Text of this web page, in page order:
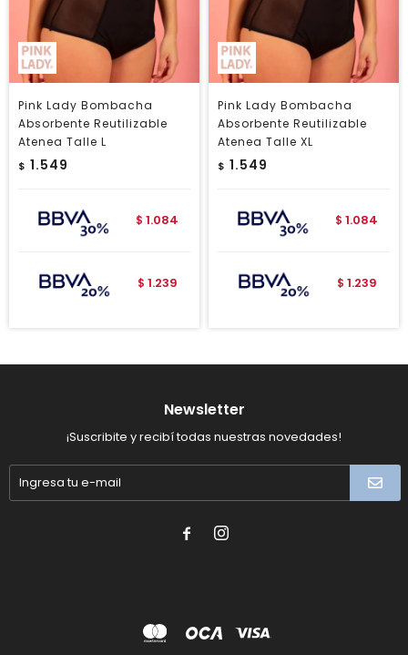
Pink Lady Bombacha
Absorbente Reutilizable
Atenea Talle L
$ 1.549
$ 1.084
$ 1.239
Pink Lady Bombacha
Absorbente Reutilizable
Atenea Talle XL
$ 1.549
$ 1.084
$ 1.239
Newsletter
¡Suscribite y recibí todas nuestras novedades!
 